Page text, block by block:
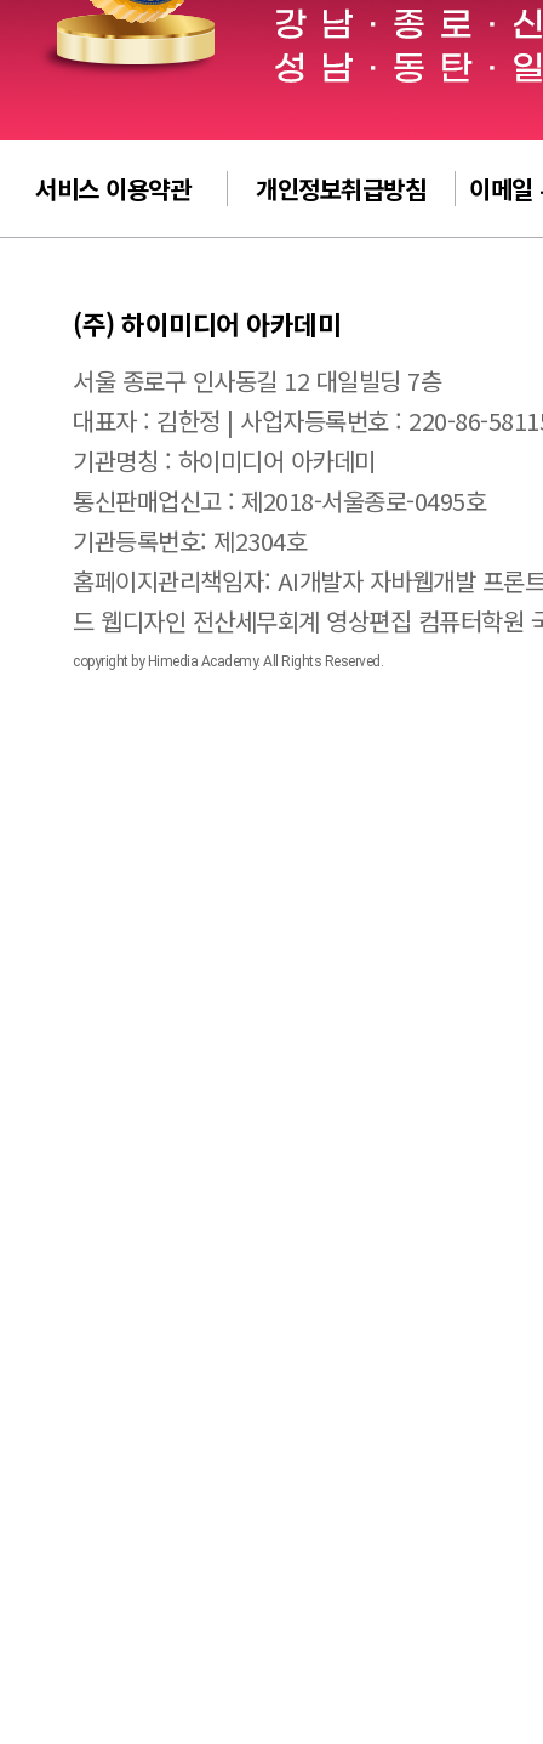
서비스 이용약관 개인정보취급방침 이메일
(주) 하이미디어 아카데미
서울 종로구 인사동길 12 대일빌딩 7층
대표자 : 김한정 | 사업자등록번호 : 220-86-
기관명칭 : 하이미디어 아카데미
통신판매업신고 : 제2018-서울종로-0495호
기관등록번호: 제2304호
홈페이지관리책임자: AI개발자 자바웹개발 프론
드 웹디자인 전산세무회계 영상편집 컴퓨터학원
copyright by Himedia Academy. All Rights Reserved.